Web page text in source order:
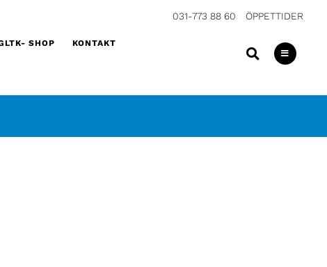
031-773 88 60 ÖPPETTIDER
SHOP KONTAKT